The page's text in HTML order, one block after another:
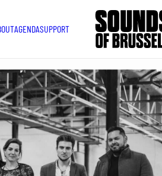
AGENDASUPPORT